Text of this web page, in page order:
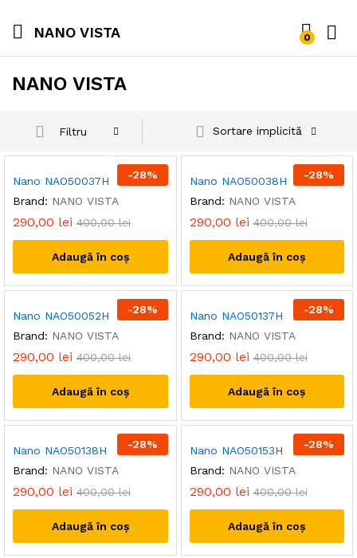
NANO VISTA 0
NANO VISTA
Filtru Sortare implicită
-28%
Nano NAO50037H
Brand: NANO VISTA
290,00 lei 400,00lei
Adaugă în coș
-28%
Nano NAO50038H
Brand: NANO VISTA
290,00 lei 400,00lei
Adaugă în coș
-28%
Nano NAO50052H
Brand: NANO VISTA
290,00 lei 400,00lei
Adaugă în coș
-28%
Nano NAO50137H
Brand: NANO VISTA
290,00 lei 400,00lei
Adaugă în coș
-28%
Nano NAO50138H
Brand: NANO VISTA
290,00 lei 400,00lei
Adaugă în coș
-28%
Nano NAO50153H
Brand: NANO VISTA
290,00 lei 400,00lei
Adaugă în coș